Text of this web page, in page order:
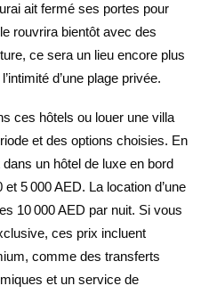
ait fermé ses portes pour
rouvrira bientôt avec des
ce sera un lieu encore plus
d’une plage privée.
ces hôtels ou louer une villa
et des options choisies. En
dans un hôtel de luxe en bord
5 000 AED. La location d’une
10 000 AED par nuit. Si vous
ces prix incluent
comme des transferts
et un service de